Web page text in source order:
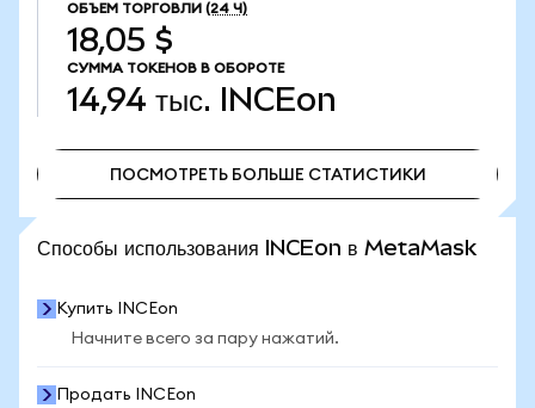
ОБЪЕМ ТОРГОВЛИ (24 Ч)
18,05 $
СУММА ТОКЕНОВ В ОБОРОТЕ
14,94 тыс. INCEon
ПОСМОТРЕТЬ БОЛЬШЕ СТАТИСТИКИ
Способы использования INCEon в MetaMask
Купить INCEon
Начните всего за пару нажатий.
Продать INCEon